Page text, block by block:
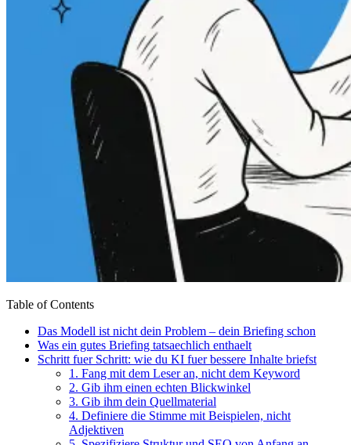
Table of Contents
Das Modell ist nicht dein Problem – dein Briefing schon
Was ein gutes Briefing tatsaechlich enthaelt
Schritt fuer Schritt: wie du KI fuer bessere Inhalte briefst
1. Fang mit dem Leser an, nicht dem Keyword
2. Gib ihm einen echten Blickwinkel
3. Gib ihm dein Quellmaterial
4. Definiere die Stimme mit Beispielen, nicht
Adjektiven